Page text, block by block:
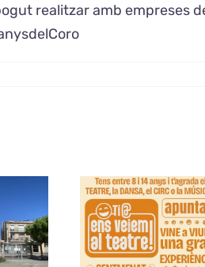
realitzar amb empreses